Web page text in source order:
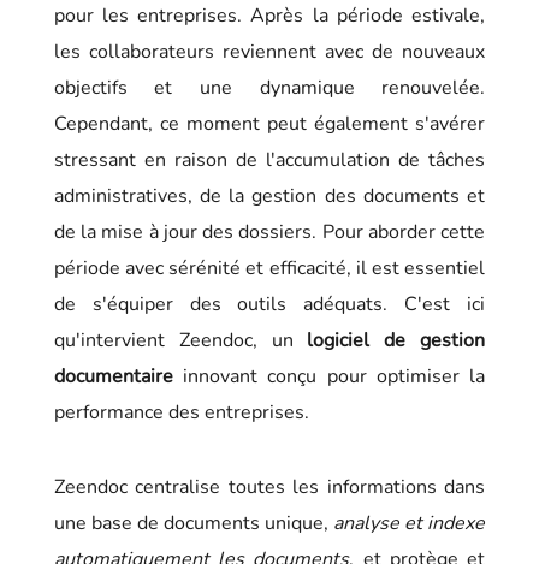
pour les entreprises. Après la période estivale,
les collaborateurs reviennent avec de nouveaux
objectifs et une dynamique renouvelée.
Cependant, ce moment peut également s'avérer
stressant en raison de l'accumulation de tâches
administratives, de la gestion des documents et
de la mise à jour des dossiers. Pour aborder cette
période avec sérénité et efficacité, il est essentiel
de s'équiper des outils adéquats. C'est ici
qu'intervient Zeendoc, un logiciel de gestion
documentaireinnovant conçu pour optimiser la
performance des entreprises.
Zeendoc centralise toutes les informations dans
une base de documents unique, analyse et indexe